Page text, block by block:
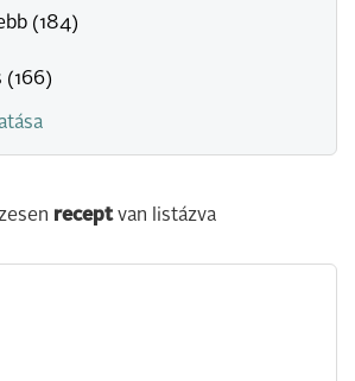
(184)
(166)
receptvan listázva